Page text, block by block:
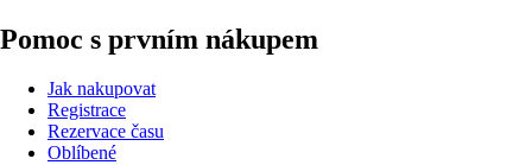
Pomoc s prvním nákupem
Jak nakupovat
Registrace
Rezervace času
Oblíbené